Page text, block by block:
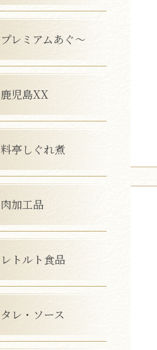
プレミアムあぐ～
鹿児島XX
料亭しぐれ煮
肉加工品
レトルト食品
タレ・ソース